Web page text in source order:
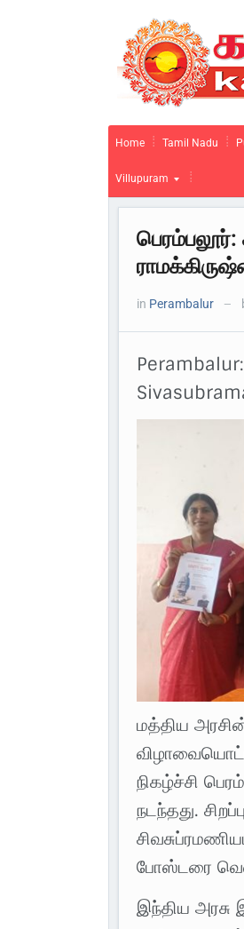
Home Tamil Nadu
Villupuram
in Perambalur —
மத்திய
நிகழ்ச்சி
நடந்தது.
போஸ்டரை
இந்திய